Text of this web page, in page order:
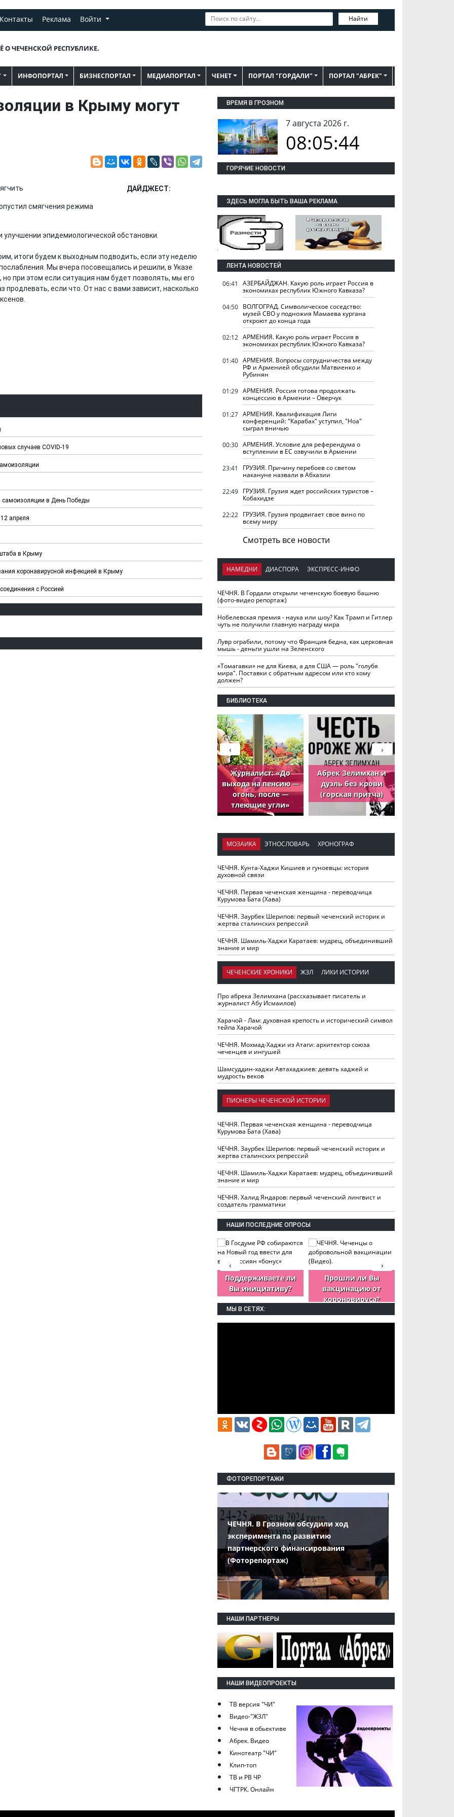
Контакты Реклама Войти Найти
О ЧЕЧЕНСКОЙ РЕСПУБЛИКЕ.
ИНФОПОРТАЛ БИЗНЕСПОРТАЛ МЕДИАПОРТАЛ ЧЕНЕТ ПОРТАЛ "ГОРДАЛИ" ПОРТАЛ "АБРЕК"
в Крыму могут
ДАЙДЖЕСТ:
смягчения режима
эпидемиологической обстановки.
итоги будем к выходным подводить, если эту неделю
Мы вчера посовещались и решили, в Указе
при этом если ситуация нам будет позволять, мы его
если что. От нас с вами зависит, насколько
случаев COVID-19
в День Победы
апреля
в Крыму
коронавирусной инфекцией в Крыму
с Россией
ВРЕМЯ В ГРОЗНОМ
7 августа 2026 г.
08:05:45
ГОРЯЧИЕ НОВОСТИ
ЗДЕСЬ МОГЛА БЫТЬ ВАША РЕКЛАМА
ЛЕНТА НОВОСТЕЙ
06:41
АЗЕРБАЙДЖАН. Какую роль играет Россия в
экономиках республик Южного Кавказа?
04:50 ВОЛГОГРАД. Символическое соседство:
музей СВО у подножия Мамаева кургана
откроют до конца года
02:12 АРМЕНИЯ. Какую роль играет Россия в
экономиках республик Южного Кавказа?
01:40 АРМЕНИЯ. Вопросы сотрудничества между
РФ и Арменией обсудили Матвиенко и
Рубинян
01:29 АРМЕНИЯ. Россия готова продолжать
концессию в Армении – Оверчук
01:27 АРМЕНИЯ. Квалификация Лиги
конференций: "Карабах" уступил, "Ноа"
сыграл вничью
00:30 АРМЕНИЯ. Условие для референдума о
вступлении в ЕС озвучили в Армении
23:41
ГРУЗИЯ. Причину перебоев со светом
накануне назвали в Абхазии
22:49 ГРУЗИЯ. Грузия ждет российских туристов –
Кобахидзе
22:22 ГРУЗИЯ. Грузия продвигает свое вино по
всему миру
Смотреть все новости
НАМЕДНИ ДИАСПОРА ЭКСПРЕСС-ИНФО
ЧЕЧНЯ. В Гордали открыли чеченскую боевую башню
(фото-видео репортаж)
Нобелевская премия - наука или шоу? Как Трамп и Гитлер
чуть не получили главную награду мира
Лувр ограбили, потому что Франция бедна, как церковная
мышь - деньги ушли на Зеленского
«Томагавки» не для Киева, а для США — роль "голубя
мира". Поставки с обратным адресом или кто кому
должен?
БИБЛИОТЕКА
Журналист: «До
выхода на пенсию —
огонь, после —
тлеющие угли»
Абрек Зелимхан и
дуэль без крови
(горская притча)
›
‹
МОЗАИКА ЭТНОСЛОВАРЬ ХРОНОГРАФ
ЧЕЧНЯ. Кунта-Хаджи Кишиев и гуноевцы: история
духовной связи
ЧЕЧНЯ. Первая чеченская женщина - переводчица
Курумова Бата (Хава)
ЧЕЧНЯ. Заурбек Шерипов: первый чеченский историк и
жертва сталинских репрессий
ЧЕЧНЯ. Шамиль-Хаджи Каратаев: мудрец, объединивший
знание и мир
ЧЕЧЕНСКИЕ ХРОНИКИ ЖЗЛ ЛИКИ ИСТОРИИ
Про абрека Зелимхана (рассказывает писатель и
журналист Абу Исмаилов)
Харачой - Лам: духовная крепость и исторический символ
тейпа Харачой
ЧЕЧНЯ. Мохмад-Хаджи из Атаги: архитектор союза
чеченцев и ингушей
Шамсуддин-хаджи Автахаджиев: девять хаджей и
мудрость веков
ПИОНЕРЫ ЧЕЧЕНСКОЙ ИСТОРИИ
ЧЕЧНЯ. Первая чеченская женщина - переводчица
Курумова Бата (Хава)
ЧЕЧНЯ. Заурбек Шерипов: первый чеченский историк и
жертва сталинских репрессий
ЧЕЧНЯ. Шамиль-Хаджи Каратаев: мудрец, объединивший
знание и мир
ЧЕЧНЯ. Халид Яндаров: первый чеченский лингвист и
создатель грамматики
НАШИ ПОСЛЕДНИЕ ОПРОСЫ
Поддерживаете ли
Вы инициативу?
Прошли ли Вы
вакцинацию от
короновируса?
›
‹
МЫ В СЕТЯХ:
ФОТОРЕПОРТАЖИ
ЧЕЧНЯ. В Грозном обсудили ход
эксперимента по развитию
партнерского финансирования
(Фоторепортаж)
НАШИ ПАРТНЕРЫ
НАШИ ВИДЕОПРОЕКТЫ
ТВ версия "ЧИ"
Видео-"ЖЗЛ"
Чечня в обьективе
Абрек. Видео
Кинотеатр "ЧИ"
Клип-топ
ТВ и РВ ЧР
ЧГТРК. Онлайн